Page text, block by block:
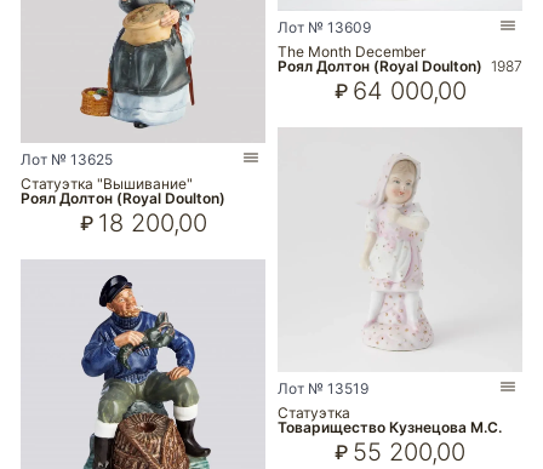
Лот № 13625
Статуэтка "Вышивание"
Роял Долтон (Royal Doulton)
₽ 18 200,00
Лот № 13609
The Month December
Роял Долтон (Royal Doulton) 1987
₽ 64 000,00
Лот № 13519
Статуэтка
Товарищество Кузнецова М.С.
₽ 55 200,00